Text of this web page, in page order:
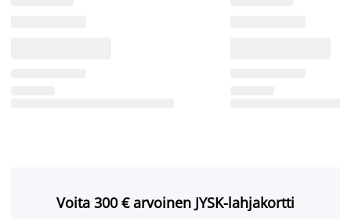
Voita 300 € arvoinen JYSK-lahjakortti